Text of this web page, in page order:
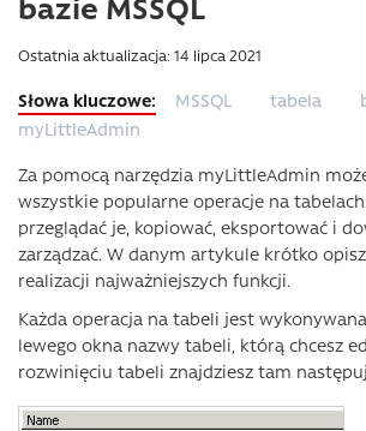
Ostatnia aktualizacja: 14 lipca 2021
MSSQL tabela
myLittleAdmin
Za pomocą narzędzia myLittleAdmin
wszystkie popularne operacje na
przeglądać je, kopiować, eksportować i
zarządzać. W danym artykule krótko
realizacji najważniejszych funkcji.
Każda operacja na tabeli jest
lewego okna nazwy tabeli, którą chcesz
rozwinięciu tabeli znajdziesz tam